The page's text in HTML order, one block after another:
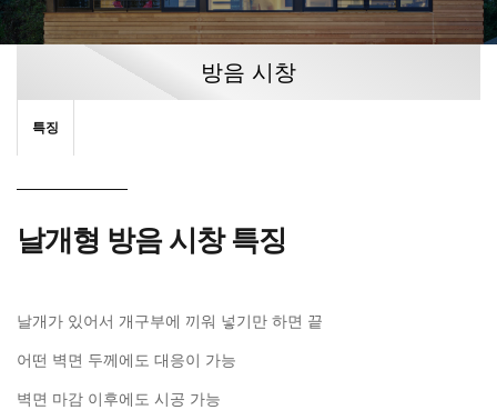
방음 시창
특징
날개형 방음 시창 특징
날개가 있어서 개구부에 끼워 넣기만 하면 끝
어떤 벽면 두께에도 대응이 가능
벽면 마감 이후에도 시공 가능